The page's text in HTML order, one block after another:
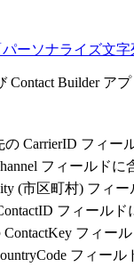
パーソナライズ文字
Builder ア
CarrierID フィー
フィールドに
(市区町村) フィー
フィールド
フィー
フィール